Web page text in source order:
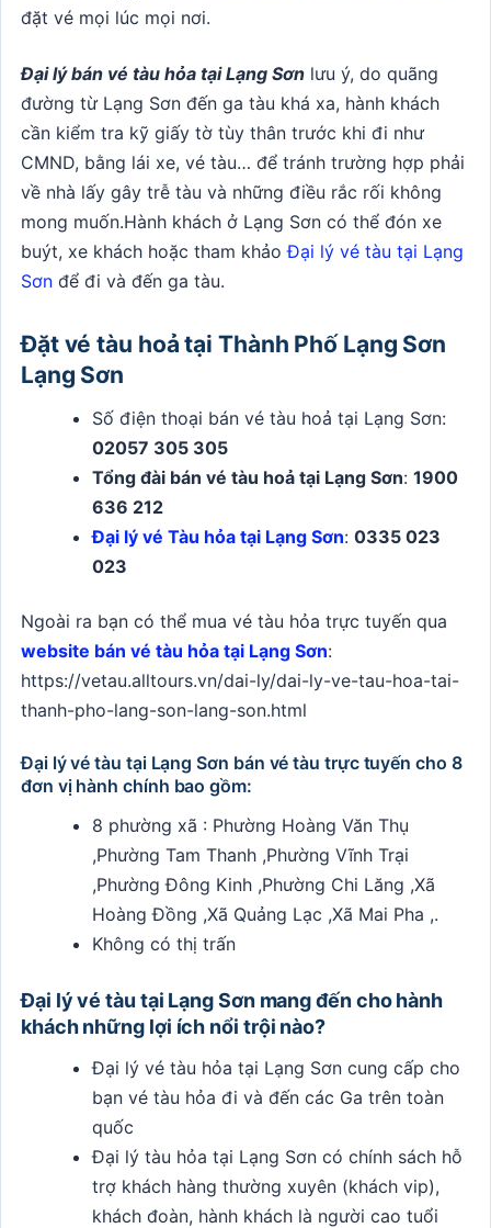
đặt vé mọi lúc mọi nơi.
Đại lý bán vé tàu hỏa tại Lạng Sơn lưu ý, do quãng
đường từ Lạng Sơn đến ga tàu khá xa, hành khách
cần kiểm tra kỹ giấy tờ tùy thân trước khi đi như
CMND, bằng lái xe, vé tàu… để tránh trường hợp phải
về nhà lấy gây trễ tàu và những điều rắc rối không
mong muốn.Hành khách ở Lạng Sơn có thể đón xe
buýt, xe khách hoặc tham khảoĐại lý vé tàu tại Lạng
Sơn để đi và đến ga tàu.
Đặt vé tàu hoả tại Thành Phố Lạng Sơn
Lạng Sơn
Số điện thoại bán vé tàu hoả tại Lạng Sơn:
02057 305 305
Tổng đài bán vé tàu hoả tại Lạng Sơn:1900
636 212
Đại lý vé Tàu hỏa tại Lạng Sơn:0335 023
023
Ngoài ra bạn có thể mua vé tàu hỏa trực tuyến qua
website bán vé tàu hỏa tại Lạng Sơn:
https://vetau.alltours.vn/dai-ly/dai-ly-ve-tau-hoa-tai-
thanh-pho-lang-son-lang-son.html
Đại lý vé tàu tại Lạng Sơn bán vé tàu trực tuyến cho 8
đơn vị hành chính bao gồm:
8 phường xã : Phường Hoàng Văn Thụ
,Phường Tam Thanh ,Phường Vĩnh Trại
,Phường Đông Kinh ,Phường Chi Lăng ,Xã
Hoàng Đồng ,Xã Quảng Lạc ,Xã Mai Pha ,.
Không có thị trấn
Đại lý vé tàu tại Lạng Sơn mang đến cho hành
khách những lợi ích nổi trội nào?
Đại lý vé tàu hỏa tại Lạng Sơn cung cấp cho
bạn vé tàu hỏa đi và đến các Ga trên toàn
quốc
Đại lý tàu hỏa tại Lạng Sơn có chính sách hỗ
trợ khách hàng thường xuyên (khách vip),
khách đoàn, hành khách là người cao tuổi